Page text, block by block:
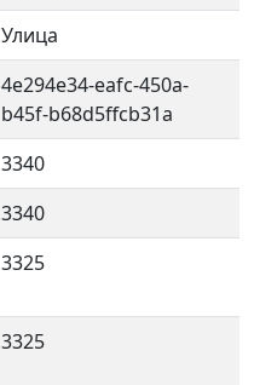
Улица
4e294e34-eafc-450a-
b45f-b68d5ffcb31a
3340
3340
3325
3325